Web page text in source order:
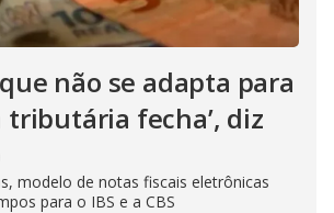
não se adapta para
fecha’, diz
modelo de notas fiscais eletrônicas
para o IBS e a CBS